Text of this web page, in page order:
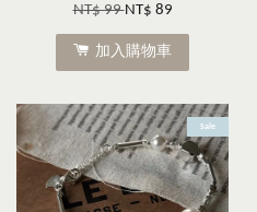
NT$ 99NT$ 89
加入購物車
Sale